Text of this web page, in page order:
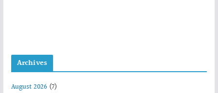
Archives
August 2026(7)